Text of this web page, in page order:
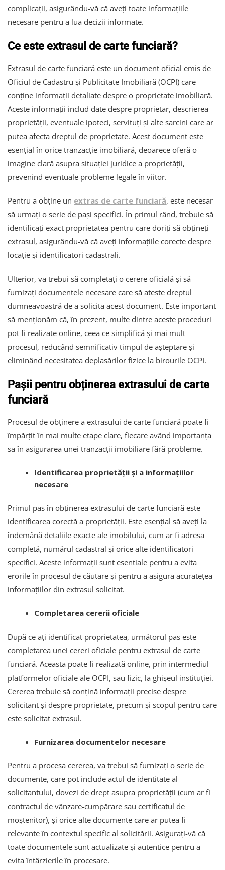
complicații, asigurându-vă că aveți toate informațiile
necesare pentru a lua decizii informate.
Ce este extrasul de carte funciară?
Extrasul de carte funciară este un document oficial emis de
Oficiul de Cadastru și Publicitate Imobiliară (OCPI) care
conține informații detaliate despre o proprietate imobiliară.
Aceste informații includ date despre proprietar, descrierea
proprietății, eventuale ipoteci, servituți și alte sarcini care ar
putea afecta dreptul de proprietate. Acest document este
esențial în orice tranzacție imobiliară, deoarece oferă o
imagine clară asupra situației juridice a proprietății,
prevenind eventuale probleme legale în viitor.
Pentru a obține un extras de carte funciară, este necesar
să urmați o serie de pași specifici. În primul rând, trebuie să
identificați exact proprietatea pentru care doriți să obțineți
extrasul, asigurându-vă că aveți informațiile corecte despre
locație și identificatori cadastrali.
Ulterior, va trebui să completați o cerere oficială și să
furnizați documentele necesare care să ateste dreptul
dumneavoastră de a solicita acest document. Este important
să menționăm că, în prezent, multe dintre aceste proceduri
pot fi realizate online, ceea ce simplifică și mai mult
procesul, reducând semnificativ timpul de așteptare și
eliminând necesitatea deplasărilor fizice la birourile OCPI.
Pașii pentru obținerea extrasului de carte
funciară
Procesul de obținere a extrasului de carte funciară poate fi
împărțit în mai multe etape clare, fiecare având importanța
sa în asigurarea unei tranzacții imobiliare fără probleme.
Identificarea proprietății și a informațiilor
necesare
Primul pas în obținerea extrasului de carte funciară este
identificarea corectă a proprietății. Este esențial să aveți la
îndemână detaliile exacte ale imobilului, cum ar fi adresa
completă, numărul cadastral și orice alte identificatori
specifici. Aceste informații sunt esentiale pentru a evita
erorile în procesul de căutare și pentru a asigura acuratețea
informațiilor din extrasul solicitat.
Completarea cererii oficiale
După ce ați identificat proprietatea, următorul pas este
completarea unei cereri oficiale pentru extrasul de carte
funciară. Aceasta poate fi realizată online, prin intermediul
platformelor oficiale ale OCPI, sau fizic, la ghișeul instituției.
Cererea trebuie să conțină informații precise despre
solicitant și despre proprietate, precum și scopul pentru care
este solicitat extrasul.
Furnizarea documentelor necesare
Pentru a procesa cererea, va trebui să furnizați o serie de
documente, care pot include actul de identitate al
solicitantului, dovezi de drept asupra proprietății (cum ar fi
contractul de vânzare-cumpărare sau certificatul de
moștenitor), și orice alte documente care ar putea fi
relevante în contextul specific al solicitării. Asigurați-vă că
toate documentele sunt actualizate și autentice pentru a
evita întârzierile în procesare.